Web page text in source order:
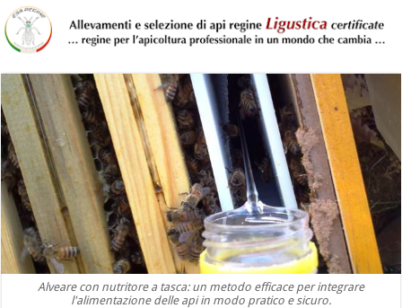
Alveare con nutritore a tasca: un metodo efficace per integrare
l'alimentazione delle api in modo pratico e sicuro.